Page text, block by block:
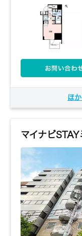
お問い合わ
ほ
お問い合わ
マイナビSTAY